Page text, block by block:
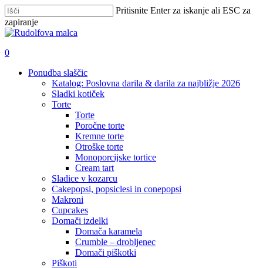
Skip
to
main
Pritisnite Enter za iskanje ali ESC za
zapiranje
Zapri
išči
account
0
Ponudba slaščic
Katalog: Poslovna darila & darila za najbližje 2026
Sladki kotiček
Torte
Torte
Poročne torte
Kremne torte
Otroške torte
Monoporcijske tortice
Cream tart
Sladice v kozarcu
Cakepopsi, popsiclesi in conepopsi
Makroni
Cupcakes
Domači izdelki
Domača karamela
Crumble – drobljenec
Domači piškotki
Piškoti